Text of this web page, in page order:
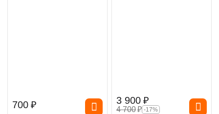
‍700‍ ₽ 3 900 ₽
4 700₽ -17%